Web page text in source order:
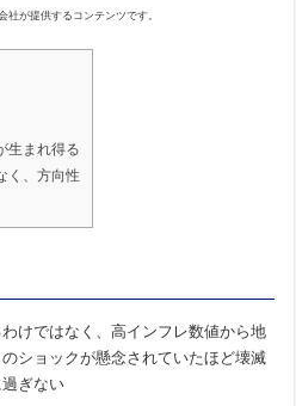
が提供するコンテンツです。
生まれ得る
く、方向性
けではなく、高インフレ数値から地
ショックが懸念されていたほど壊滅
ぎない